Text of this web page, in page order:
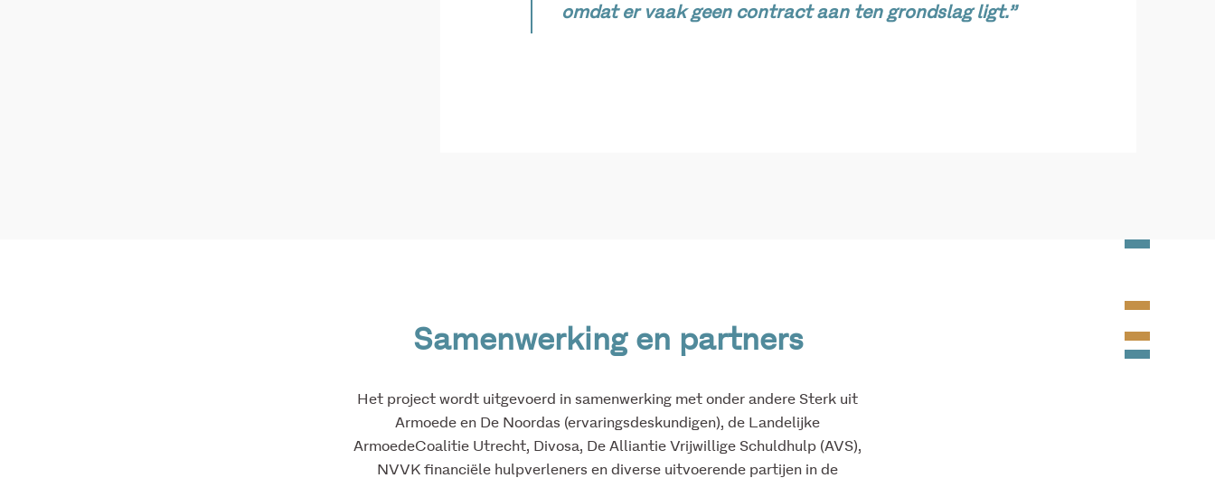
omdat er vaak geen contract aan ten grondslag ligt.”
Samenwerking en partners
Het project wordt uitgevoerd in samenwerking met onder andere Sterk uit
Armoede en De Noordas (ervaringsdeskundigen), de Landelijke
ArmoedeCoalitie Utrecht, Divosa, De Alliantie Vrijwillige Schuldhulp (AVS),
NVVK financiële hulpverleners en diverse uitvoerende partijen in de